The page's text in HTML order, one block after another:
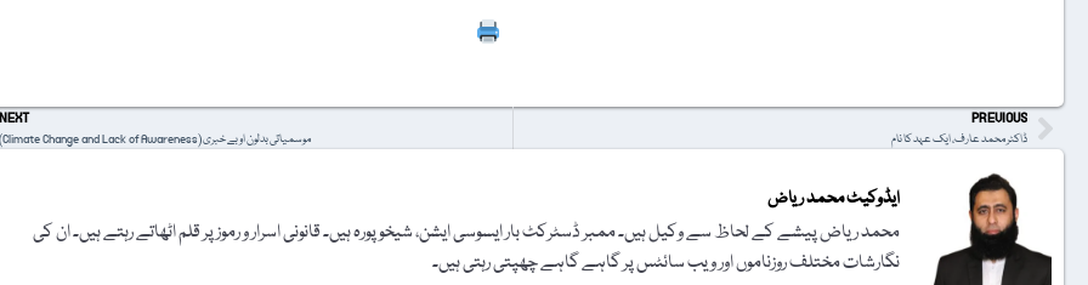
PREVIOUS
ڈاکٹر محمد عارف، ایک عہد کا نام
NEXT
موسمیاتی بدلون او بے خبری (Climate Change and Lack of Awareness)
ایڈوکیٹ محمد ریاض
محمد ریاض پیشے کے لحاظ سے وکیل ہیں۔ ‫ممبر ڈسٹرکٹ بار ایسوسی ایشن، شیخوپورہ ہیں۔ قانونی اسرار و رموز پر قلم اٹھاتے رہتے ہیں۔ ان کی
نگارشات مختلف روزناموں اور ویب سائٹس پر گاہے گاہے چھپتی رہتی ہیں۔